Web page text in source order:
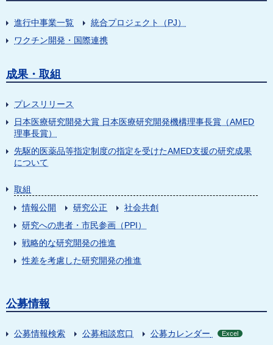
進行中事業一覧
統合プロジェクト（PJ）
ワクチン開発・国際連携
成果・取組
プレスリリース
日本医療研究開発大賞 日本医療研究開発機構理事長賞（AMED
理事長賞）
先駆的医薬品等指定制度の指定を受けたAMED支援の研究成果
について
取組
情報公開
研究公正
社会共創
研究への患者・市民参画（PPI）
戦略的な研究開発の推進
性差を考慮した研究開発の推進
公募情報
公募情報検索 公募相談窓口 公募カレンダー Excel